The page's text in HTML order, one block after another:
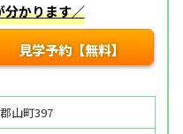
分かります／
見学予約【無料】
山町397